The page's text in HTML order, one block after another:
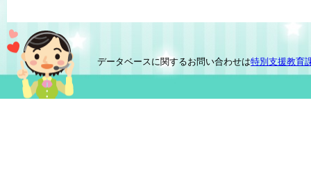
データベースに関するお問い合わせは特別支援教育